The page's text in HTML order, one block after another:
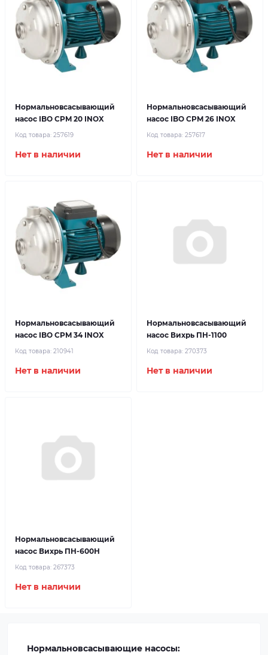
Нормальновсасывающий
насос IBO CPM 20 INOX
Код товара: 257619
Нет в наличии
Нормальновсасывающий
насос IBO CPM 26 INOX
Код товара: 257617
Нет в наличии
Нормальновсасывающий
насос IBO CPM 34 INOX
Код товара: 210941
Нет в наличии
Нормальновсасывающий
насос Вихрь ПН-1100
Код товара: 270373
Нет в наличии
Нормальновсасывающий
насос Вихрь ПН-600Н
Код товара: 267373
Нет в наличии
Нормальновсасывающие насосы: